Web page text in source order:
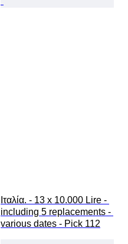
Ιταλία. - 13 x 10.000 Lire -
including 5 replacements -
various dates - Pick 112